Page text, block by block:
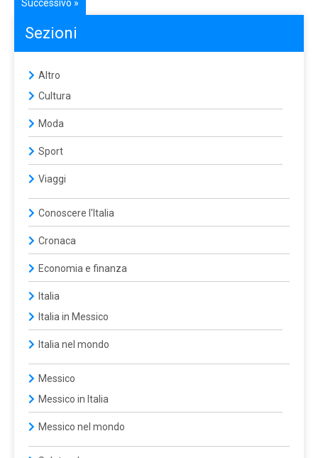
Successivo »
Sezioni
Altro
Cultura
Moda
Sport
Viaggi
Conoscere l'Italia
Cronaca
Economia e finanza
Italia
Italia in Messico
Italia nel mondo
Messico
Messico in Italia
Messico nel mondo